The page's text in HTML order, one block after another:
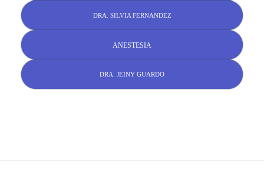
DRA. SILVIA FERNANDEZ
ANESTESIA
DRA. JEINY GUARDO